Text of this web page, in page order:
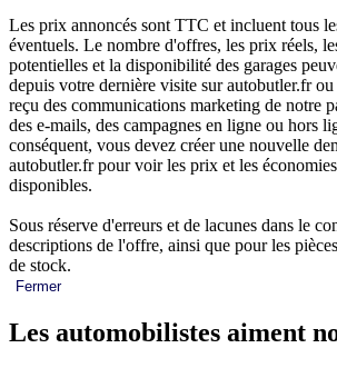
Les prix annoncés sont TTC et incluent tous
éventuels. Le nombre d'offres, les prix réels,
potentielles et la disponibilité des garages
depuis votre dernière visite sur autobutler.fr
reçu des communications marketing de notre
des e-mails, des campagnes en ligne ou hors
conséquent, vous devez créer une nouvelle
autobutler.fr pour voir les prix et les
disponibles.
Sous réserve d'erreurs et de lacunes dans le
descriptions de l'offre, ainsi que pour les
de stock.
Fermer
Les automobilistes aiment